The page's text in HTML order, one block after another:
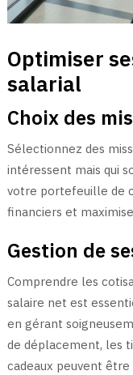
Optimiser
salarial
Choix des
Sélectionnez des
intéressent mais qui
votre portefeuille de
financiers et
Gestion de
Comprendre les
salaire net est
en gérant
de déplacement, les
cadeaux peuvent